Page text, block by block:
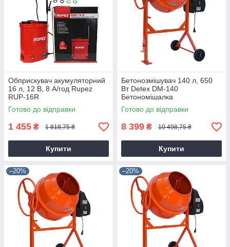
Обприскувач акумуляторний
16 л, 12 В, 8 А/год Rupez
RUP-16R
Готово до відправки
1 455 ₴ 1 818,75 ₴
Купити
Бетонозмішувач 140 л, 650
Вт Detex DM-140
Бетономішалка
Готово до відправки
8 399 ₴ 10 498,75 ₴
Купити
–20% –20%